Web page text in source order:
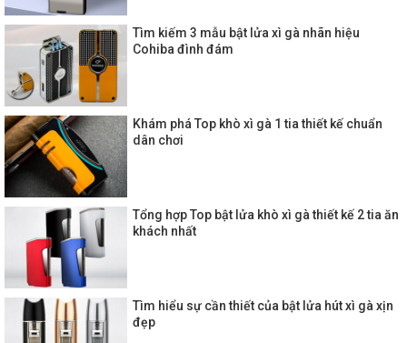
Tìm kiếm 3 mẫu bật lửa xì gà nhãn hiệu
Cohiba đình đám
Khám phá Top khò xì gà 1 tia thiết kế chuẩn
dân chơi
Tổng hợp Top bật lửa khò xì gà thiết kế 2 tia ăn
khách nhất
Tìm hiểu sự cần thiết của bật lửa hút xì gà xịn
đẹp